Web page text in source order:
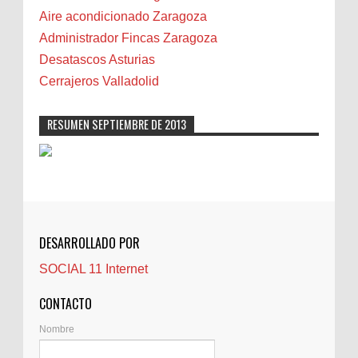
Camareta
Cáncer
Carmela Sauras
Carnavales
Castellón
Cerrajeros
Cocinas
Comentarios de la afición
Controller Zaragoza
Córdoba
Aire acondicionado Zaragoza
Administrador Fincas Zaragoza
Desatascos Asturias
Cerrajeros Valladolid
RESUMEN SEPTIEMBRE DE 2013
DESARROLLADO POR
SOCIAL 11 Internet
CONTACTO
Nombre